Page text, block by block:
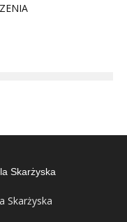
Skarżyska